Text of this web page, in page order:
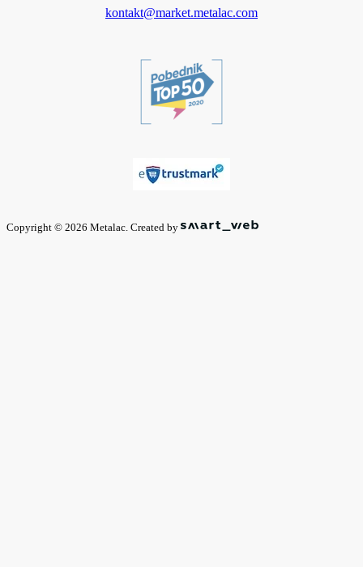
kontakt@market.metalac.com
Copyright © 2026 Metalac. Created by